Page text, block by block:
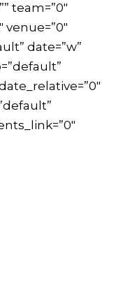
team=”0″
venue=”0″
date=”w”